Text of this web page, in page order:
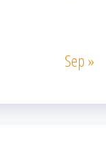
Sep »